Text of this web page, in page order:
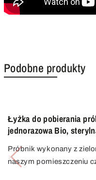
Podobne produkty
Łyżka do pobierania
jednorazowa Bio,
Próbnik wykonany z
naszym pomieszczeniu
indywidualnie pakowany
Bioplastik Green PE ma